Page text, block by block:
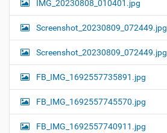
IMG_20230808_010401.jpg
Screenshot_20230809_072449.jpg
Screenshot_20230809_072449.jpg
FB_IMG_1692557735891.jpg
FB_IMG_1692557745570.jpg
FB_IMG_1692557740911.jpg